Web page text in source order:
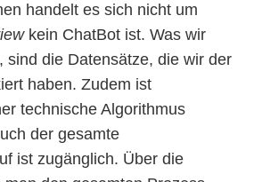
handelt es sich nicht um
kein ChatBot ist. Was wir
sind die Datensätze, die wir der
haben. Zudem ist
technische Algorithmus
der gesamte
ist zugänglich. Über die